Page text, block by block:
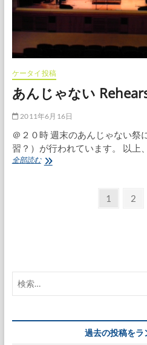
ケータイ投稿
あんじゃない
2011年6月16日
＠２０時 週末のあんじゃない祭
習？）が行われています。 以上
全部読むあ
ー
ジ
固1
固
2
過去の投稿をラ